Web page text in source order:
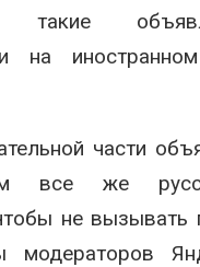
такие
на
части
все же
не вызывать
модераторов